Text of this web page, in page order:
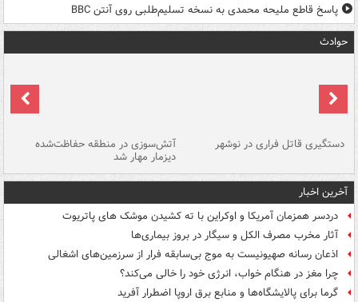
پاسخ قاطع ملیحه محمدی به نسخه تسلیم‌طلبی روی آنتن BBC
حوادث
دستگیری قاتل فراری در نوشهر آتش‌سوزی در منطقه حفاظت‌شده
دیزمار مهار شد
آخرین اخبار
دردسر همزمان آمریکا و اوکراین با ته کشیدن موشک های پاتریوت
آثار مخرب مصرف الکل و سیگار در بروز بیماری‌ها
اذعان رسانه صهیونیست به موج بی‌سابقه فرار از سرزمین‌های اشغالی
چرا مغز در هنگام خواب، انرژی خود را خالی می‌کند؟
گرما برای پالایشگاه‌ها و منابع برق اروپا اضطرار آفرید